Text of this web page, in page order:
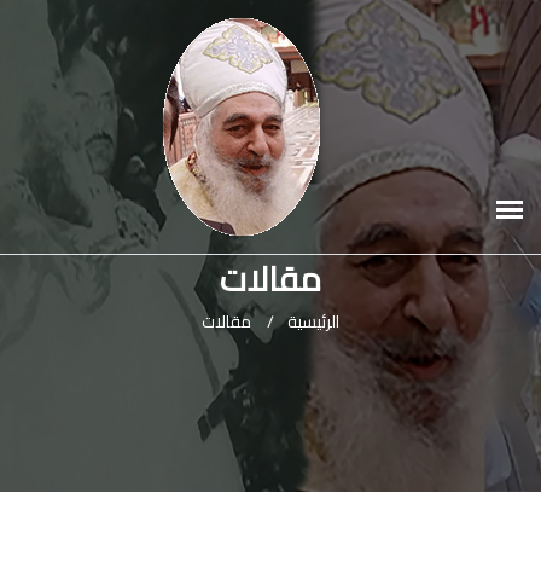
مقالات
الرئيسية / مقالات